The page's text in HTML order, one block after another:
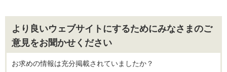
より良いウェブサイトにするためにみなさまのご
意見をお聞かせください
お求めの情報は充分掲載されていましたか？